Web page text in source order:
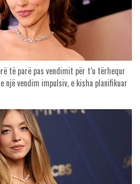
të parë pas vendimit për t’u tërhequr
një vendim impulsiv, e kisha planifikuar